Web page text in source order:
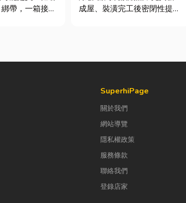
帶，一箱接著
成屋、裝潢完工後密閉性提
SuperhiPage
關於我們
網站導覽
隱私權政策
服務條款
聯絡我們
登錄店家